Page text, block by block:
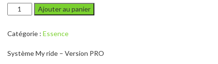
quantité
de
TITAN
5450
Ajouter au panier
Catégorie : Essence
Système My ride – Version PRO